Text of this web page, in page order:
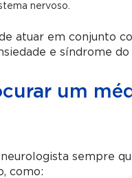
nervoso.
atuar em conjunto
e síndrome do
um
sempre
como: